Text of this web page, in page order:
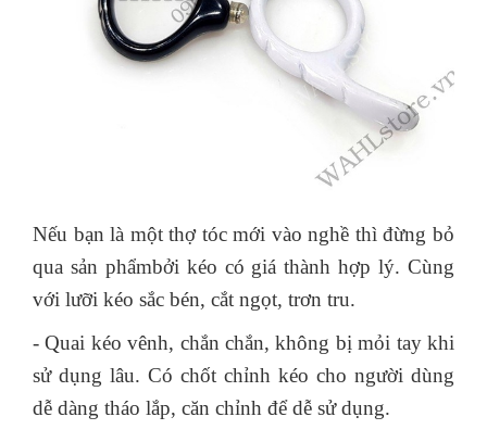
Nếu bạn là một thợ tóc mới vào nghề thì đừng bỏ
qua sản phẩmbởi kéo có giá thành hợp lý. Cùng
với lưỡi kéo sắc bén, cắt ngọt, trơn tru.
- Quai kéo vênh, chắn chắn, không bị mỏi tay khi
sử dụng lâu. Có chốt chỉnh kéo cho người dùng
dễ dàng tháo lắp, căn chỉnh để dễ sử dụng.